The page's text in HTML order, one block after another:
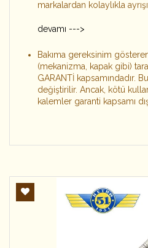
markalardan kolaylıkla
devamı --->
Bakıma gereksinim
(mekanizma, kapak gibi)
GARANTİ kapsamındadır.
değiştirilir. Ancak, kötü
kalemler garanti kapsamı